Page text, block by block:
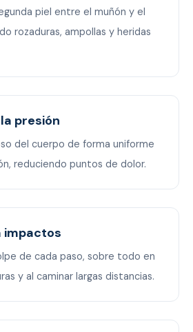
piel entre el muñón y el
rozaduras, ampollas y heridas
presión
del cuerpo de forma uniforme
reduciendo puntos de dolor.
impactos
de cada paso, sobre todo en
y al caminar largas distancias.